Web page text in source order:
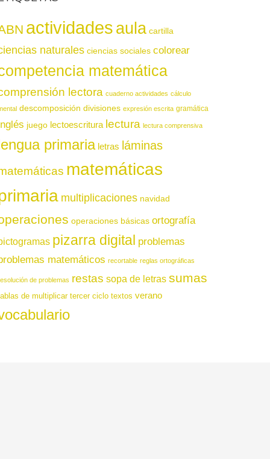
actividadesaula cartilla
naturales ciencias sociales colorear
matemática
lectora cuaderno actividades cálculo
descomposición divisiones expresión escrita gramática
juego lectoescritura lectura lectura comprensiva
primaria letras láminas
matemáticas
multiplicaciones navidad
operaciones básicas ortografía
pizarra digital problemas
matemáticos recortable reglas ortográficas
de problemas restas sopa de letras sumas
de multiplicar tercer ciclo textos verano